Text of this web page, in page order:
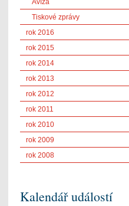
Avíza
Tiskové zprávy
rok 2016
rok 2015
rok 2014
rok 2013
rok 2012
rok 2011
rok 2010
rok 2009
rok 2008
Kalendář událostí